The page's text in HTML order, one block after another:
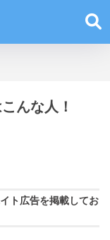
んな人！
ト広告を掲載してお